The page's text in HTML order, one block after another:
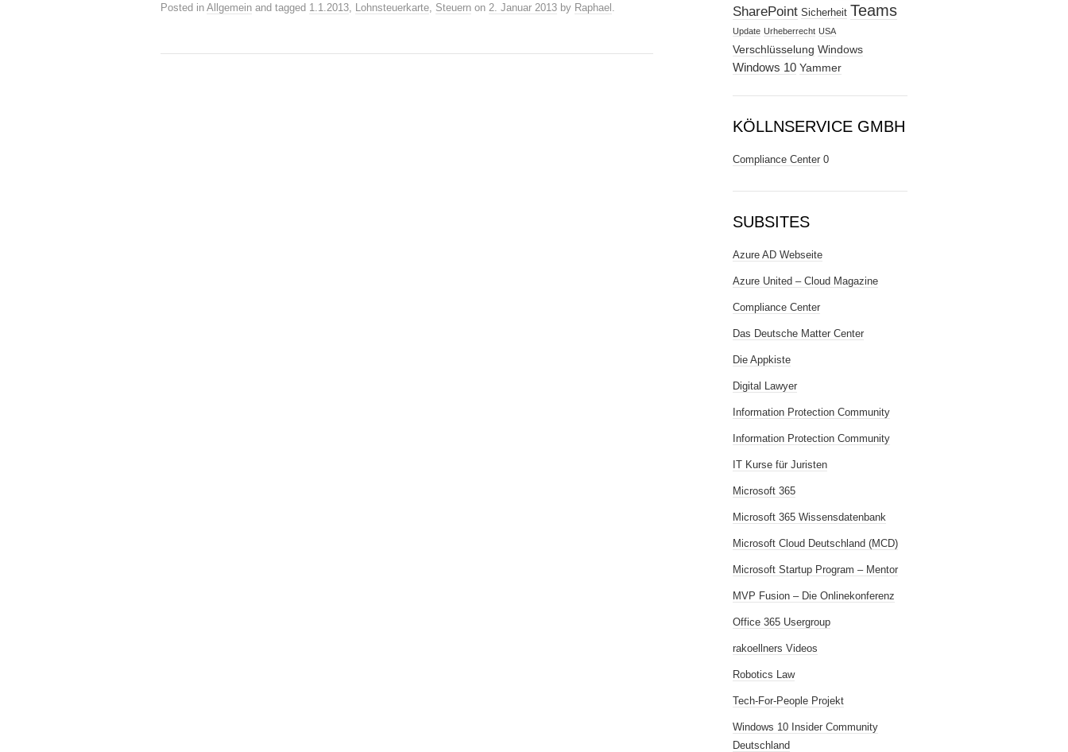
Posted in Allgemein and tagged 1.1.2013, Lohnsteuerkarte, Steuern on 2. Januar 2013 by Raphael . SharePoint Sicherheit Teams
Update Urheberrecht USA
Verschlüsselung Windows
Windows 10 Yammer
KÖLLNSERVICE GMBH
Compliance Center 0
SUBSITES
Azure AD Webseite
Azure United – Cloud Magazine
Compliance Center
Das Deutsche Matter Center
Die Appkiste
Digital Lawyer
Information Protection Community
Information Protection Community
IT Kurse für Juristen
Microsoft 365
Microsoft 365 Wissensdatenbank
Microsoft Cloud Deutschland (MCD)
Microsoft Startup Program – Mentor
MVP Fusion – Die Onlinekonferenz
Office 365 Usergroup
rakoellners Videos
Robotics Law
Tech-For-People Projekt
Windows 10 Insider Community
Deutschland